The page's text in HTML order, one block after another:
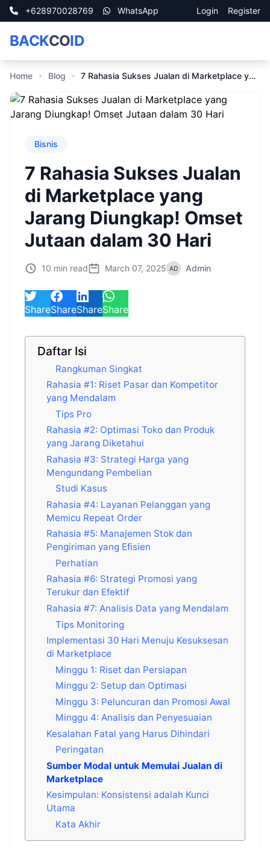
+628970028769 WhatsApp Login Register
BACKCOID
Home Blog 7 Rahasia Sukses Jualan di Marketplace yang Jarang Diungkap! Omset Jutaan dalam 30 Hari
Bisnis
7 Rahasia Sukses Jualan
di Marketplace yang
Jarang Diungkap! Omset
Jutaan dalam 30 Hari
10 min read March 07, 2025 Admin
ShareShareShareShare
Daftar Isi
Rangkuman Singkat
Rahasia #1: Riset Pasar dan Kompetitor
yang Mendalam
Tips Pro
Rahasia #2: Optimasi Toko dan Produk
yang Jarang Diketahui
Rahasia #3: Strategi Harga yang
Mengundang Pembelian
Studi Kasus
Rahasia #4: Layanan Pelanggan yang
Memicu Repeat Order
Rahasia #5: Manajemen Stok dan
Pengiriman yang Efisien
Perhatian
Rahasia #6: Strategi Promosi yang
Terukur dan Efektif
Rahasia #7: Analisis Data yang Mendalam
Tips Monitoring
Implementasi 30 Hari Menuju Kesuksesan
di Marketplace
Minggu 1: Riset dan Persiapan
Minggu 2: Setup dan Optimasi
Minggu 3: Peluncuran dan Promosi Awal
Minggu 4: Analisis dan Penyesuaian
Kesalahan Fatal yang Harus Dihindari
Peringatan
Sumber Modal untuk Memulai Jualan di
Marketplace
Kesimpulan: Konsistensi adalah Kunci
Utama
Kata Akhir